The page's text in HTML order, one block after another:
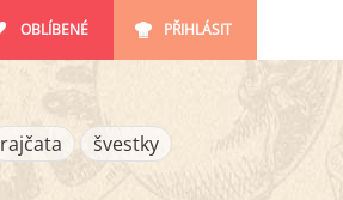
OBLÍBENÉ PŘIHLÁSIT
rajčata
švestky